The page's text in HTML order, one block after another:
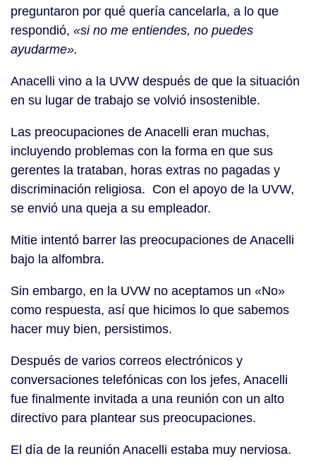
preguntaron por qué quería cancelarla, a lo que
respondió, «si no me entiendes, no puedes
ayudarme».
Anacelli vino a la UVW después de que la situación
en su lugar de trabajo se volvió insostenible.
Las preocupaciones de Anacelli eran muchas,
incluyendo problemas con la forma en que sus
gerentes la trataban, horas extras no pagadas y
discriminación religiosa. Con el apoyo de la UVW,
se envió una queja a su empleador.
Mitie intentó barrer las preocupaciones de Anacelli
bajo la alfombra.
Sin embargo, en la UVW no aceptamos un «No»
como respuesta, así que hicimos lo que sabemos
hacer muy bien, persistimos.
Después de varios correos electrónicos y
conversaciones telefónicas con los jefes, Anacelli
fue finalmente invitada a una reunión con un alto
directivo para plantear sus preocupaciones.
El día de la reunión Anacelli estaba muy nerviosa.